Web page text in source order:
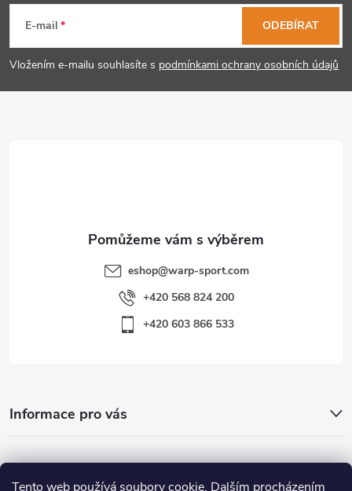
Tento web používá soubory cookie. Dalším procházením
p
a
E-mail
Vložením e-mailu souhlasíte s podmínkami ochrany osobních údajů
ODEBÍRAT
eshop@warp-sport.com
+420 568 824 200
+420 603 866 533
Informace pro vás
Nejhledanější